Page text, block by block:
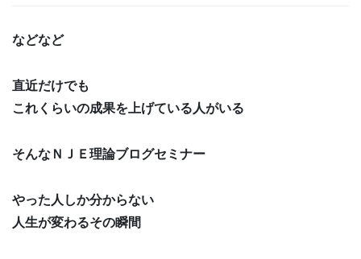
などなど
直近だけでも
これくらいの成果を上げている人がいる
そんなＮＪＥ理論ブログセミナー
やった人しか分からない
人生が変わるその瞬間